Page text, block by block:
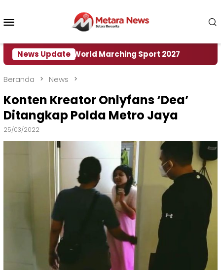
konten
News Update
Rumah World Marching Sport 2027
Beranda News
Konten Kreator Onlyfans ‘Dea’
Ditangkap Polda Metro Jaya
25/03/2022